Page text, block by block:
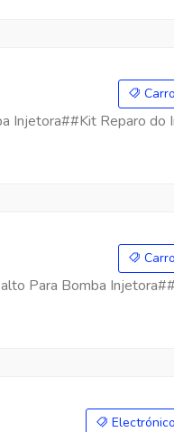
Injetora##Kit Reparo do
Para Bomba